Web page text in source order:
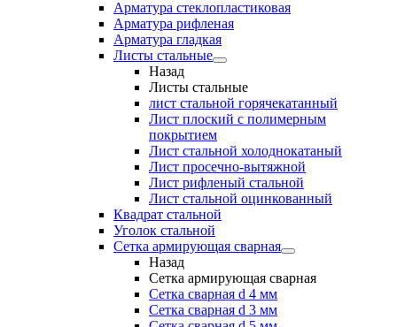
Арматура стеклопластиковая
Арматура рифленая
Арматура гладкая
Листы стальные
Назад
Листы стальные
лист стальной горячекатанный
Лист плоский с полимерным
покрытием
Лист стальной холоднокатаный
Лист просечно-вытяжной
Лист рифленый стальной
Лист стальной оцинкованный
Квадрат стальной
Уголок стальной
Сетка армирующая сварная
Назад
Сетка армирующая сварная
Сетка сварная d 4 мм
Сетка сварная d 3 мм